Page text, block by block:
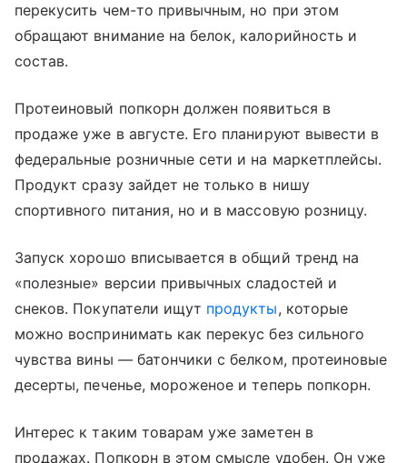
перекусить чем-то привычным, но при этом
обращают внимание на белок, калорийность и
состав.
Протеиновый попкорн должен появиться в
продаже уже в августе. Его планируют вывести в
федеральные розничные сети и на маркетплейсы.
Продукт сразу зайдет не только в нишу
спортивного питания, но и в массовую розницу.
Запуск хорошо вписывается в общий тренд на
«полезные» версии привычных сладостей и
снеков. Покупатели ищут продукты, которые
можно воспринимать как перекус без сильного
чувства вины — батончики с белком, протеиновые
десерты, печенье, мороженое и теперь попкорн.
Интерес к таким товарам уже заметен в
продажах. Попкорн в этом смысле удобен. Он уже